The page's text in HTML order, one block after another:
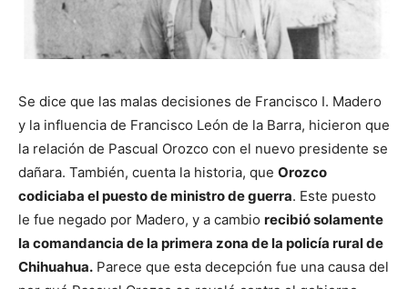
Se dice que las malas decisiones de Francisco I. Madero
y la influencia de Francisco León de la Barra, hicieron que
la relación de Pascual Orozco con el nuevo presidente se
dañara. También, cuenta la historia, que Orozco
codiciaba el puesto de ministro de guerra. Este puesto
le fue negado por Madero, y a cambio recibió solamente
la comandancia de la primera zona de la policía rural de
Chihuahua. Parece que esta decepción fue una causa del